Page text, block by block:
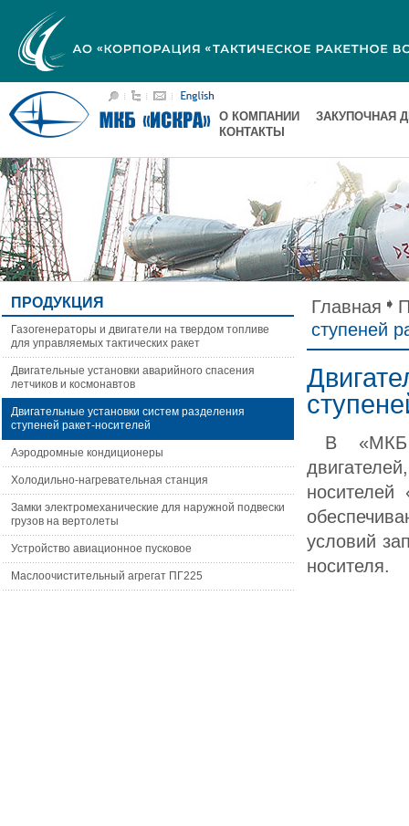
О КОМПАНИИ
ЗАКУПОЧНАЯ
КОНТАКТЫ
ПРОДУКЦИЯ
Газогенераторы и двигатели на твердом топливе
для управляемых тактических ракет
Двигательные установки аварийного спасения
летчиков и космонавтов
Двигательные установки систем разделения
ступеней ракет-носителей
Аэродромные кондиционеры
Холодильно-нагревательная станция
Замки электромеханические для наружной подвески
грузов на вертолеты
Устройство авиационное пусковое
Маслоочистительный агрегат ПГ225
Главная
ступеней
В «МКБ
носителей
условий
носителя.